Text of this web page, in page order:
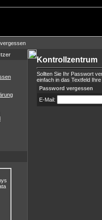
Kontrollzentrum
Sollten Sie Ihr Passwort
einfach in das Textfeld
Password vergessen
E-Mail: